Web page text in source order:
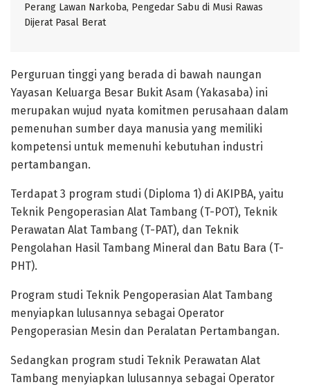
Perang Lawan Narkoba, Pengedar Sabu di Musi Rawas
Dijerat Pasal Berat
Perguruan tinggi yang berada di bawah naungan
Yayasan Keluarga Besar Bukit Asam (Yakasaba) ini
merupakan wujud nyata komitmen perusahaan dalam
pemenuhan sumber daya manusia yang memiliki
kompetensi untuk memenuhi kebutuhan industri
pertambangan.
Terdapat 3 program studi (Diploma 1) di AKIPBA, yaitu
Teknik Pengoperasian Alat Tambang (T-POT), Teknik
Perawatan Alat Tambang (T-PAT), dan Teknik
Pengolahan Hasil Tambang Mineral dan Batu Bara (T-
PHT).
Program studi Teknik Pengoperasian Alat Tambang
menyiapkan lulusannya sebagai Operator
Pengoperasian Mesin dan Peralatan Pertambangan.
Sedangkan program studi Teknik Perawatan Alat
Tambang menyiapkan lulusannya sebagai Operator